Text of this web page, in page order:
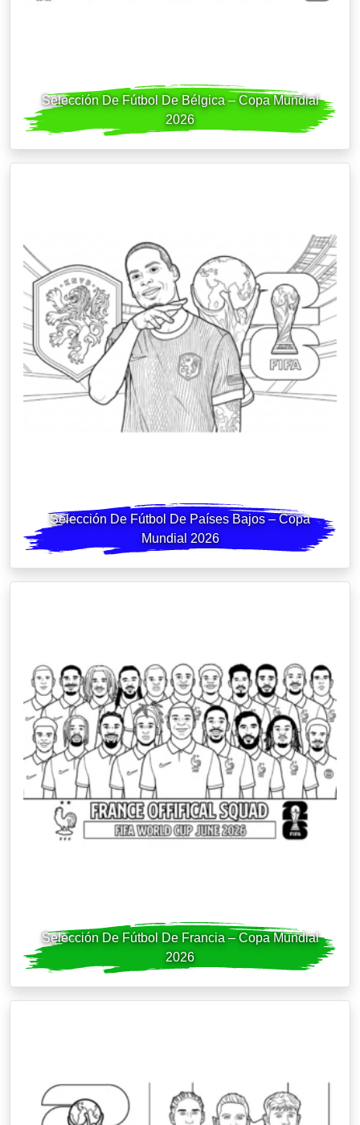
Selección De Fútbol De Bélgica – Copa Mundial
2026
Selección De Fútbol De Países Bajos – Copa
Mundial 2026
Selección De Fútbol De Francia – Copa Mundial
2026